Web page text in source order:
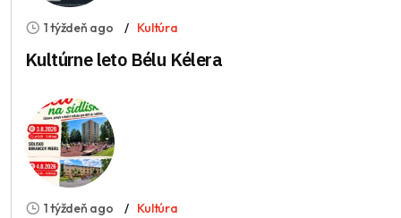
1 týždeň ago Kultúra
Kultúrne leto Bélu Kélera
1 týždeň ago Kultúra